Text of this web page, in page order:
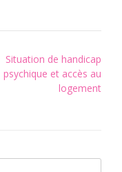
Situation de handicap
psychique et accès au
logement